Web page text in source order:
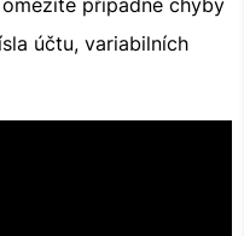
případné chyby
účtu, variabilních